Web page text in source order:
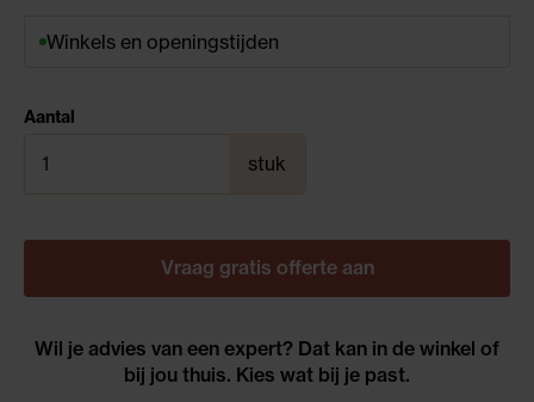
Winkels en openingstijden
Aantal
stuk
Vraag gratis offerte aan
Wil je advies van een expert? Dat kan in de winkel of
bij jou thuis. Kies wat bij je past.